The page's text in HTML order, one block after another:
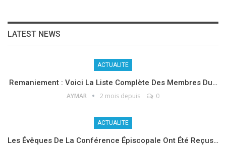
LATEST NEWS
ACTUALITE
Remaniement : Voici La Liste Complète Des Membres Du…
AYMAR 2 mois depuis 0
ACTUALITE
Les Évêques De La Conférence Épiscopale Ont Été Reçus…